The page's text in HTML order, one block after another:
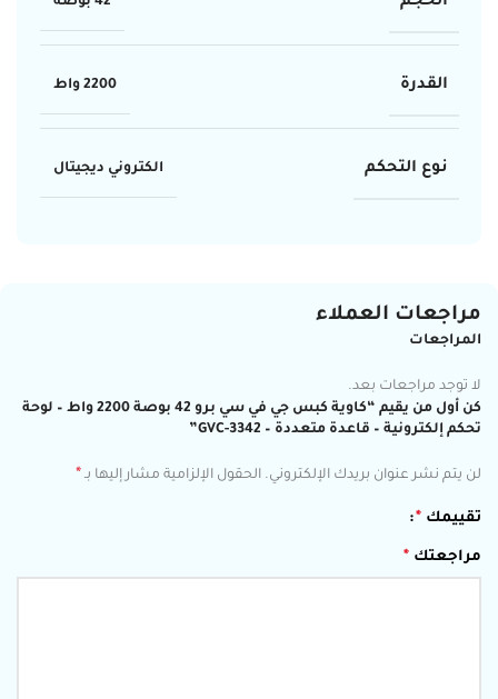
القدرة 2200 واط
نوع التحكم الكتروني ديجيتال
مراجعات العملاء
المراجعات
لا توجد مراجعات بعد.
كن أول من يقيم “كاوية كبس جي في سي برو 42 بوصة 2200 واط – لوحة
تحكم إلكترونية – قاعدة متعددة – GVC-3342”
لن يتم نشر عنوان بريدك الإلكتروني. الحقول الإلزامية مشار إليها بـ *
تقييمك *
مراجعتك *